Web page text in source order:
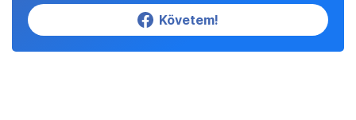
Követem!